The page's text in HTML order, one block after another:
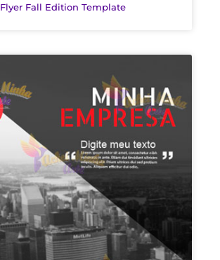
Flyer Fall Edition Template